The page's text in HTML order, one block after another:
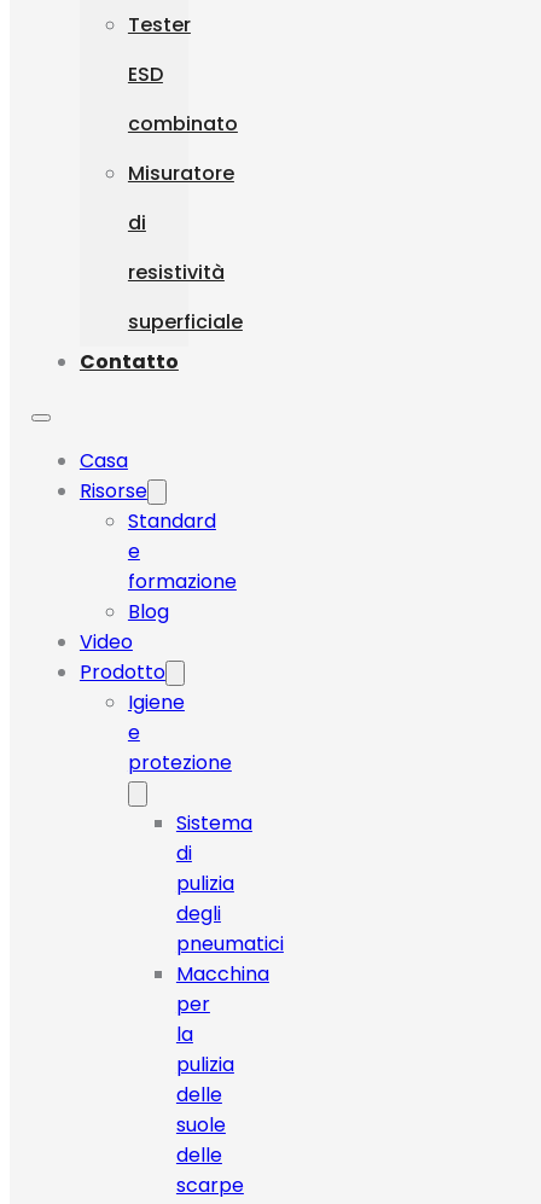
Tester
ESD
combinato
Misuratore
di
resistività
superficiale
Contatto
Casa
Risorse
Standard
e
formazione
Blog
Video
Prodotto
Igiene
e
protezione
Sistema
di
pulizia
degli
pneumatici
Macchina
per
la
pulizia
delle
suole
delle
scarpe